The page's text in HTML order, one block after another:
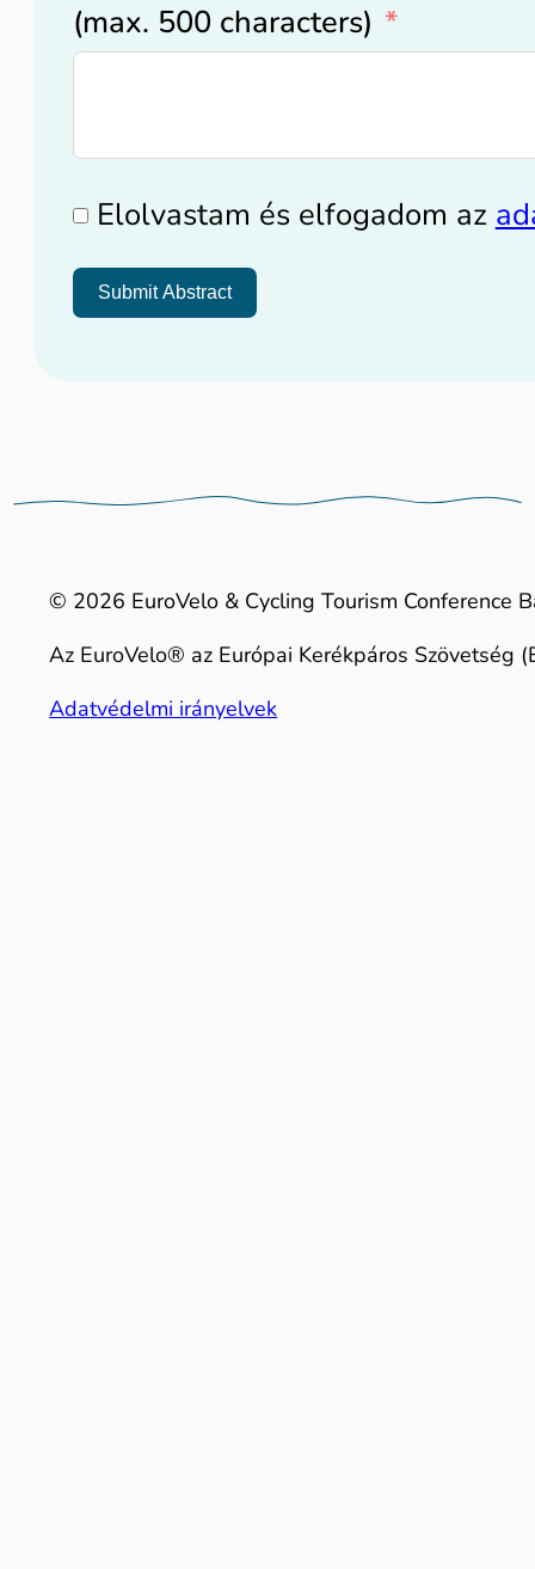
(max. 500 characters)
Elolvastam és elfogadom az
Submit Abstract
© 2026 EuroVelo & Cycling Tourism Conference
Az EuroVelo® az Európai Kerékpáros Szövetség
Adatvédelmi irányelvek